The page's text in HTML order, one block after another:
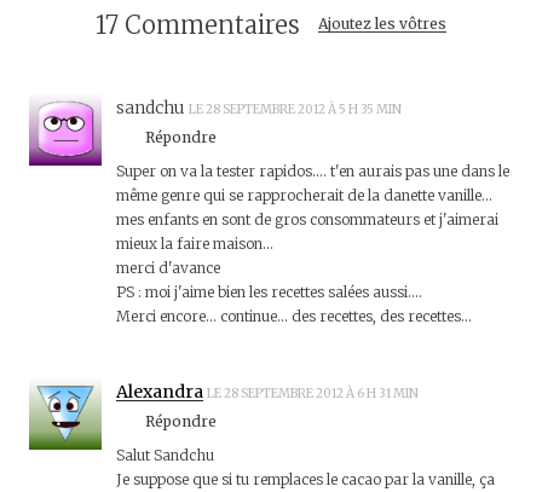
17 Commentaires Ajoutez les vôtres
sandchu LE 28 SEPTEMBRE 2012 À 5 H 35 MIN
Répondre
Super on va la tester rapidos…. t'en aurais pas une dans le
même genre qui se rapprocherait de la danette vanille…
mes enfants en sont de gros consommateurs et j'aimerai
mieux la faire maison…
merci d'avance
PS : moi j'aime bien les recettes salées aussi….
Merci encore… continue… des recettes, des recettes…
Alexandra LE 28 SEPTEMBRE 2012 À 6 H 31 MIN
Répondre
Salut Sandchu
Je suppose que si tu remplaces le cacao par la vanille, ça